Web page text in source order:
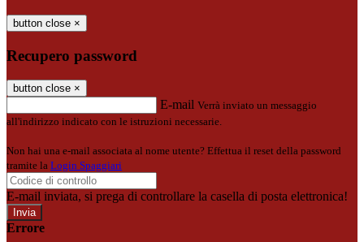
button close ×
Recupero password
button close ×
E-mail Verrà inviato un messaggio
all'indirizzo indicato con le istruzioni necessarie.
Non hai una e-mail associata al nome utente? Effettua il reset della password
tramite la Login Spaggiari
E-mail inviata, si prega di controllare la casella di posta elettronica!
Errore